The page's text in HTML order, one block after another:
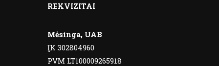
REKVIZITAI
Mėsinga, UAB
ĮK 302804960
PVM LT100009265918